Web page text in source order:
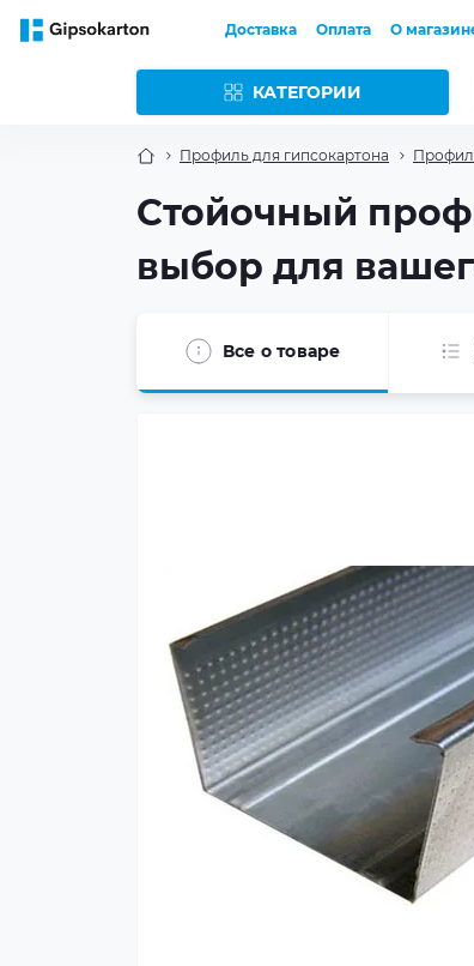
Доставка Оплата О
КАТЕГОРИИ
Профиль для гипсокартона
Стойочный
выбор для
Все о товаре